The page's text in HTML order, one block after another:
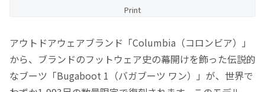
Print
アウトドアウェアブランド「Columbia（コロンビア）」
から、ブランドのフットウェア史の幕開けを飾った伝説的
なブーツ「Bugaboot 1（バガブーツ ワン）」が、世界で